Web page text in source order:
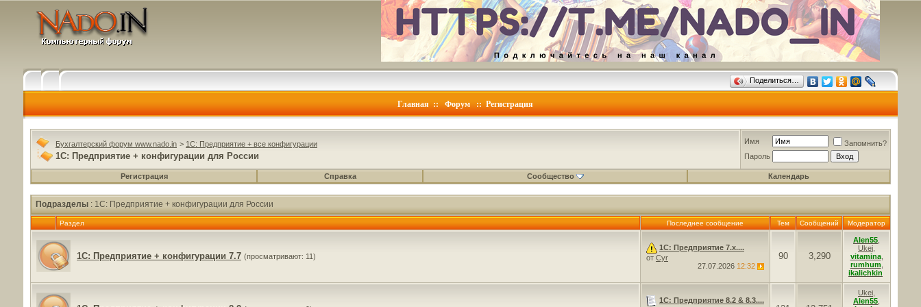
Поделиться…
Главная :: Форум:: Регистрация
Бухгалтерский форум www.nado.in > 1C: Предприятие + все конфигурации
1C: Предприятие + конфигурации для России
Имя
Запомнить?
Пароль
Регистрация Справка Сообщество Календарь
Подразделы : 1C: Предприятие + конфигурации для России
Раздел Последнее сообщение Тем Сообщений Модератор
1C: Предприятие + конфигурации 7.7 (просматривают: 11)
1С: Предприятие 7.x....
от Cyr
27.07.2026 12:32
90 3,290
Alen55
Ukei
vitamina,
rumhum
ikalichkin
1С: Предприятие 8.2 & 8.3....
Ukei
Alen55